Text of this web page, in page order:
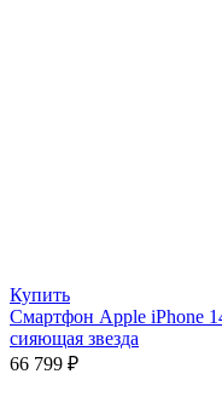
Купить
Смартфон Apple iPhone
сияющая звезда
66 799 ₽